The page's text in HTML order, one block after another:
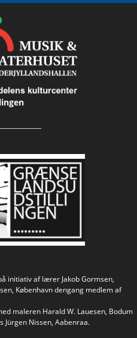
initiativ af lærer Jakob Gormsen,
København dengang medlem af
maleren Harald W. Lauesen, Bodum
Jürgen Nissen, Aabenraa.